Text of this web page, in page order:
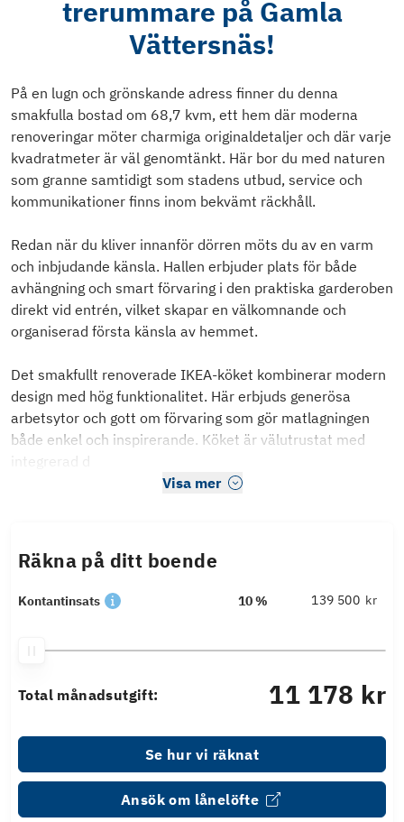
trerummare på Gamla
Vättersnäs!
På en lugn och grönskande adress finner du denna
smakfulla bostad om 68,7 kvm, ett hem där moderna
renoveringar möter charmiga originaldetaljer och där varje
kvadratmeter är väl genomtänkt. Här bor du med naturen
som granne samtidigt som stadens utbud, service och
kommunikationer finns inom bekvämt räckhåll.
Redan när du kliver innanför dörren möts du av en varm
och inbjudande känsla. Hallen erbjuder plats för både
avhängning och smart förvaring i den praktiska garderoben
direkt vid entrén, vilket skapar en välkomnande och
organiserad första känsla av hemmet.
Det smakfullt renoverade IKEA-köket kombinerar modern
design med hög funktionalitet. Här erbjuds generösa
arbetsytor och gott om förvaring som gör matlagningen
både enkel och inspirerande. Köket är välutrustat med
integrerad d
Visa mer
Räkna på ditt boende
Kontantinsats 10 % kr
Total månadsutgift: 11 178 kr
Se hur vi räknat
Ansök om lånelöfte